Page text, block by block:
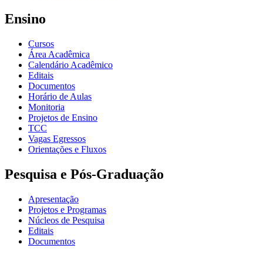
Ensino
Cursos
Área Acadêmica
Calendário Acadêmico
Editais
Documentos
Horário de Aulas
Monitoria
Projetos de Ensino
TCC
Vagas Egressos
Orientações e Fluxos
Pesquisa e Pós-Graduação
Apresentação
Projetos e Programas
Núcleos de Pesquisa
Editais
Documentos